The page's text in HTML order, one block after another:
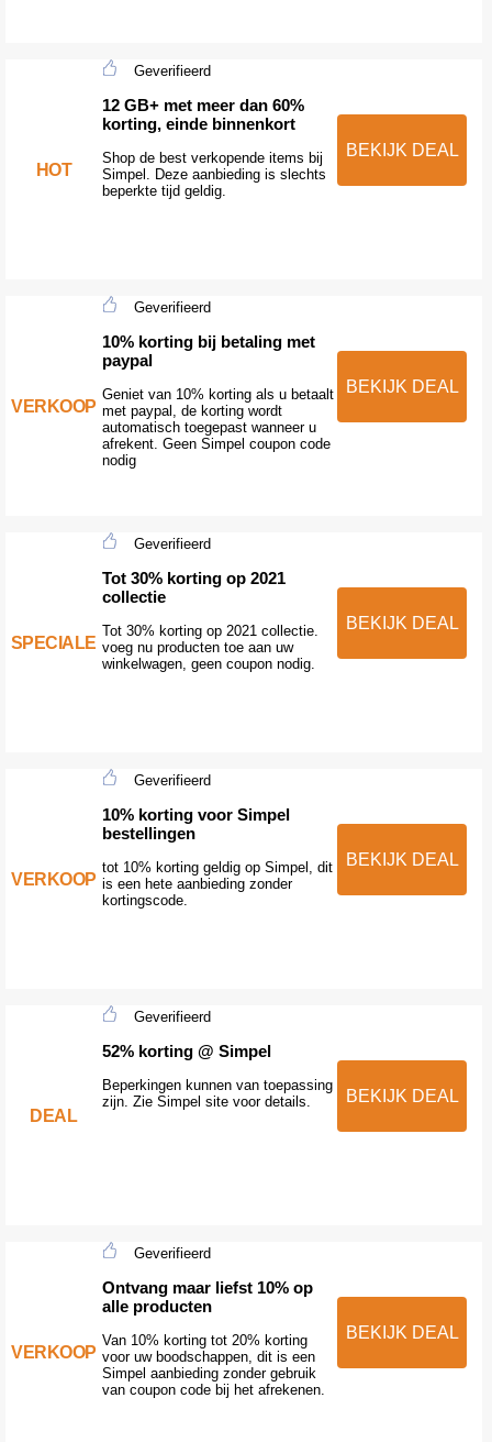
HOT
Geverifieerd
12 GB+ met meer dan 60%
korting, einde binnenkort
Shop de best verkopende items bij
Simpel. Deze aanbieding is slechts
beperkte tijd geldig.
BEKIJK DEAL
VERKOOP
Geverifieerd
10% korting bij betaling met
paypal
Geniet van 10% korting als u betaalt
met paypal, de korting wordt
automatisch toegepast wanneer u
afrekent. Geen Simpel coupon code
nodig
BEKIJK DEAL
SPECIALE
Geverifieerd
Tot 30% korting op 2021
collectie
Tot 30% korting op 2021 collectie.
voeg nu producten toe aan uw
winkelwagen, geen coupon nodig.
BEKIJK DEAL
VERKOOP
Geverifieerd
10% korting voor Simpel
bestellingen
tot 10% korting geldig op Simpel, dit
is een hete aanbieding zonder
kortingscode.
BEKIJK DEAL
DEAL
Geverifieerd
52% korting @ Simpel
Beperkingen kunnen van toepassing
zijn. Zie Simpel site voor details.
BEKIJK DEAL
VERKOOP
Geverifieerd
Ontvang maar liefst 10% op
alle producten
Van 10% korting tot 20% korting
voor uw boodschappen, dit is een
Simpel aanbieding zonder gebruik
van coupon code bij het afrekenen.
BEKIJK DEAL